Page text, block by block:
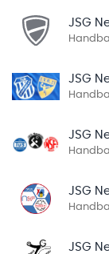
JSG
JSG
JSG
JSG
JSG